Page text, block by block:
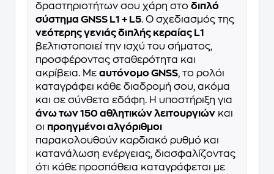
δραστηριοτήτων σου χάρη στο διπλό
σύστημα GNSS L1 + L5. Ο σχεδιασμός της
νεότερης γενιάς διπλής κεραίας L1
βελτιστοποιεί την ισχύ του σήματος,
προσφέροντας σταθερότητα και
ακρίβεια. Με αυτόνομο GNSS, το ρολόι
καταγράφει κάθε διαδρομή σου, ακόμα
και σε σύνθετα εδάφη. Η υποστήριξη για
άνω των 150 αθλητικών λειτουργιών και
οι προηγμένοι αλγόριθμοι
παρακολουθούν καρδιακό ρυθμό και
κατανάλωση ενέργειας, διασφαλίζοντας
ότι κάθε προσπάθεια καταγράφεται με